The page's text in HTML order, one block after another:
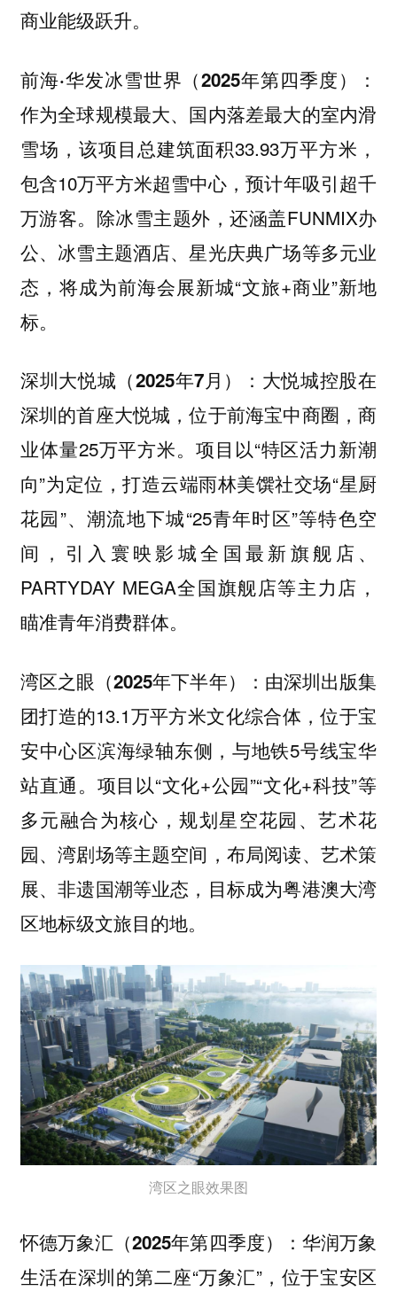
商业能级跃升。
前海·华发冰雪世界（2025年第四季度）：
作为全球规模最大、国内落差最大的室内滑
雪场，该项目总建筑面积33.93万平方米，
包含10万平方米超雪中心，预计年吸引超千
万游客。除冰雪主题外，还涵盖FUNMIX办
公、冰雪主题酒店、星光庆典广场等多元业
态，将成为前海会展新城“文旅+商业”新地
标。
深圳大悦城（2025年7月）： 大悦城控股在
深圳的首座大悦城，位于前海宝中商圈，商
业体量25万平方米。项目以“特区活力新潮
向”为定位，打造云端雨林美馔社交场“星厨
花园”、潮流地下城“25青年时区”等特色空
间，引入寰映影城全国最新旗舰店、
PARTYDAY MEGA全国旗舰店等主力店，
瞄准青年消费群体。
湾区之眼（2025年下半年）： 由深圳出版集
团打造的13.1万平方米文化综合体，位于宝
安中心区滨海绿轴东侧，与地铁5号线宝华
站直通。项目以“文化+公园”“文化+科技”等
多元融合为核心，规划星空花园、艺术花
园、湾剧场等主题空间，布局阅读、艺术策
展、非遗国潮等业态，目标成为粤港澳大湾
区地标级文旅目的地。
湾区之眼效果图
怀德万象汇（2025年第四季度）： 华润万象
生活在深圳的第二座“万象汇”，位于宝安区